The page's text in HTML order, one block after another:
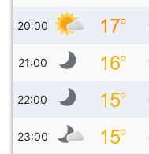
20:00
21:00
22:00
23:00